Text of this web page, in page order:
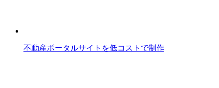
不動産ポータルサイトを低コストで制作